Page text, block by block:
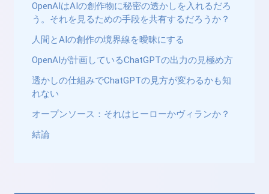
OpenAIはAIの創作物に秘密の透かしを入れるだろ
う。それを見るための手段を共有するだろうか？
人間とAIの創作の境界線を曖昧にする
OpenAIが計画しているChatGPTの出力の見極め方
透かしの仕組みでChatGPTの見方が変わるかも知
れない
オープンソース：それはヒーローかヴィランか？
結論